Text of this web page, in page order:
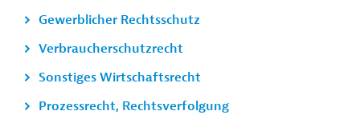
Gewerblicher Rechtsschutz
Verbraucherschutzrecht
Sonstiges Wirtschaftsrecht
Prozessrecht, Rechtsverfolgung